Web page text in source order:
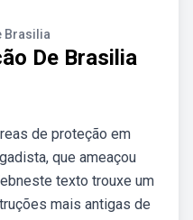
Brasilia
De Brasilia
de proteção em
que ameaçou
texto trouxe um
mais antigas de